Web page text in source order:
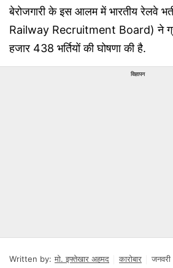
बेरोजगारी के इस आलम में भारतीय रेलवे
Railway Recruitment Board) ने
हजार 438 भर्तियों की घोषणा की है.
विज्ञापन
Written by: मो. इफ्तेखार अहमद कारोबार